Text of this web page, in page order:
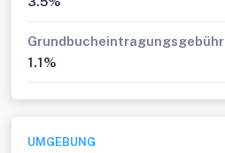
Grundbucheintragungsgebühr
1.1%
UMGEBUNG